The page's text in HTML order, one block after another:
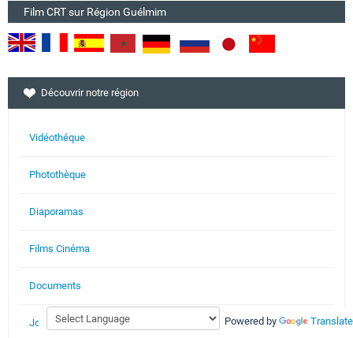
Film CRT sur Région Guélmim
Découvrir notre région
Vidéothéque
Photothèque
Diaporamas
Films Cinéma
Documents
Journaux Powered by Translate